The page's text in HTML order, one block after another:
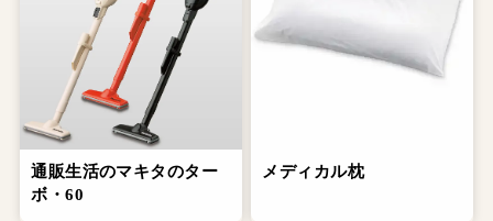
通販生活のマキタのター
ボ・60
メディカル枕